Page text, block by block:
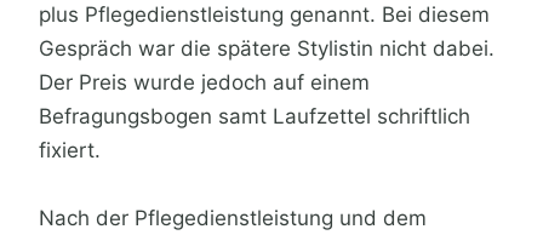
plus Pflegedienstleistung genannt. Bei diesem
Gespräch war die spätere Stylistin nicht dabei.
Der Preis wurde jedoch auf einem
Befragungsbogen samt Laufzettel schriftlich
fixiert.
Nach der Pflegedienstleistung und dem